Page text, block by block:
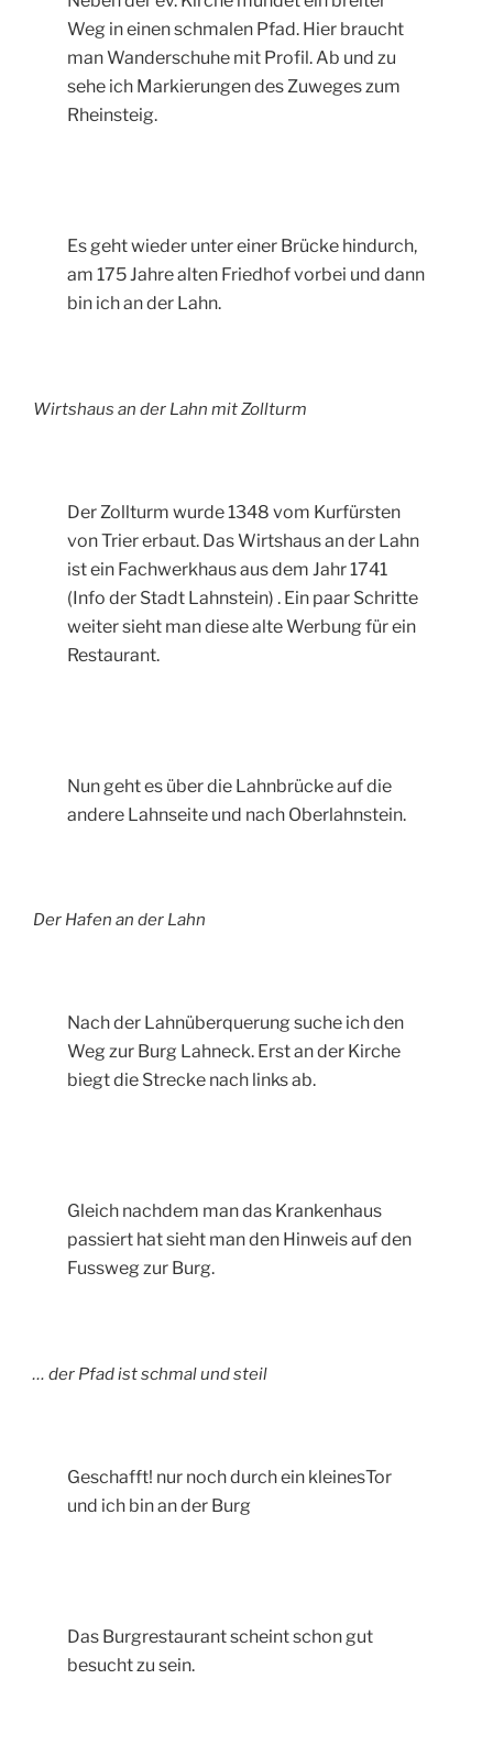
Weg in einen schmalen Pfad. Hier braucht
man Wanderschuhe mit Profil. Ab und zu
sehe ich Markierungen des Zuweges zum
Rheinsteig.
Es geht wieder unter einer Brücke hindurch,
am 175 Jahre alten Friedhof vorbei und dann
bin ich an der Lahn.
Wirtshaus an der Lahn mit Zollturm
Der Zollturm wurde 1348 vom Kurfürsten
von Trier erbaut. Das Wirtshaus an der Lahn
ist ein Fachwerkhaus aus dem Jahr 1741
(Info der Stadt Lahnstein) . Ein paar Schritte
weiter sieht man diese alte Werbung für ein
Restaurant.
Nun geht es über die Lahnbrücke auf die
andere Lahnseite und nach Oberlahnstein.
Der Hafen an der Lahn
Nach der Lahnüberquerung suche ich den
Weg zur Burg Lahneck. Erst an der Kirche
biegt die Strecke nach links ab.
Gleich nachdem man das Krankenhaus
passiert hat sieht man den Hinweis auf den
Fussweg zur Burg.
… der Pfad ist schmal und steil
Geschafft! nur noch durch ein kleinesTor
und ich bin an der Burg
Das Burgrestaurant scheint schon gut
besucht zu sein.